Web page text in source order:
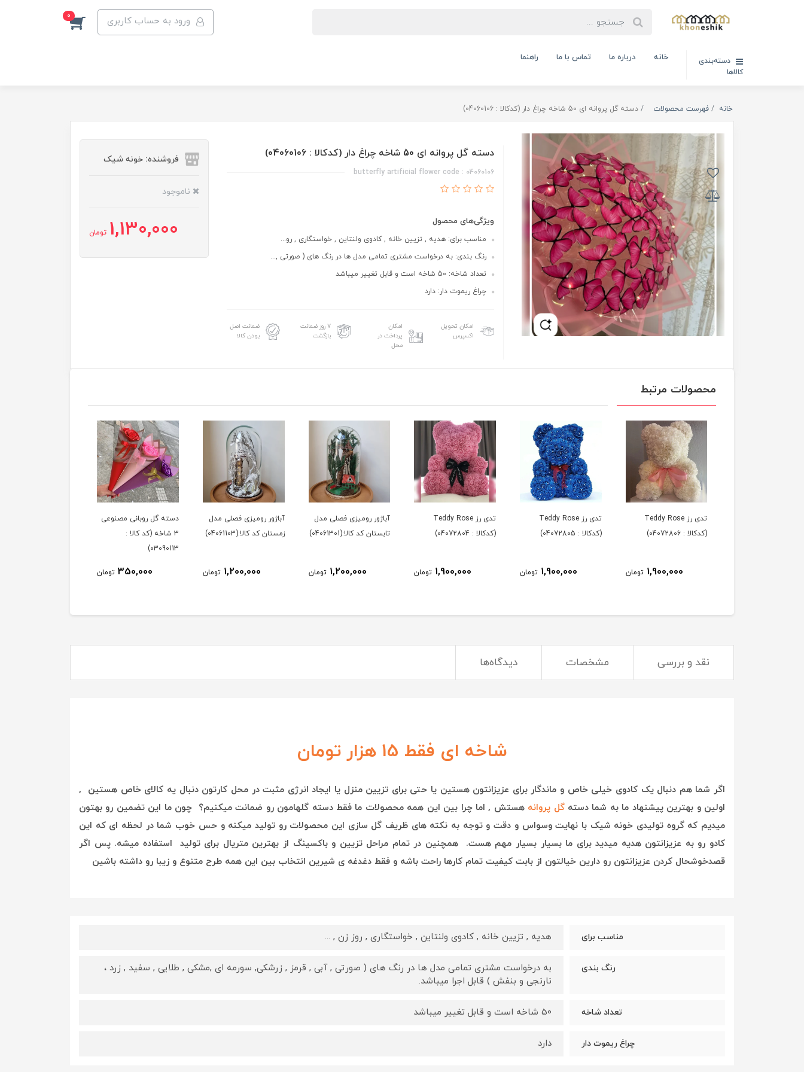
ورود به حساب کاربری 0
دسته‌بندی
کالاها
خانه درباره ما تماس با ما راهنما
خانه فهرست محصولات دسته گل پروانه ای 50 شاخه چراغ دار (کدکالا : 04060106)
دسته گل پروانه ای 50 شاخه چراغ دار (کدکالا : 04060106)
butterfly artificial flower code : 04060106
ویژگی‌های محصول
مناسب برای: هدیه , تزیین خانه , کادوی ولنتاین , خواستگاری , رو...
رنگ بندی: به درخواست مشتری تمامی مدل ها در رنگ های ( صورتی ,...
تعداد شاخه: 50 شاخه است و قابل تغییر میباشد
چراغ ریموت دار: دارد
امکان تحویل
اکسپرس
امکان
پرداخت در
محل
۷ روز ضمانت
بازگشت
ضمانت اصل
بودن کالا
فروشنده: خونه شیک
ناموجود
1,130,000 تومان
محصولات مرتبط
تدی رز Teddy Rose
(کدکالا : 04072806)
1,900,000 تومان
تدی رز Teddy Rose
(کدکالا : 04072805)
1,900,000 تومان
تدی رز Teddy Rose
(کدکالا : 04072804)
1,900,000 تومان
آباژور رومیزی فصلی مدل
تابستان کد کالا:(04061301)
1,200,000 تومان
آباژور رومیزی فصلی مدل
زمستان کد کالا:(04061103)
1,200,000 تومان
دسته گل روبانی مصنوعی
3 شاخه (کد کالا :
03090113)
350,000 تومان
نقد و بررسی مشخصات دیدگاه‌ها
شاخه ای فقط 15 هزار تومان
اگر شما هم دنبال یک کادوی خیلی خاص و ماندگار برای عزیزانتون هستین یا حتی برای تزیین منزل یا ایجاد انرژی مثبت در محل کارتون دنبال یه کالای خاص هستین ,
اولین و بهترین پیشنهاد ما به شما دسته گل پروانههستش , اما چرا بین این همه محصولات ما فقط دسته گلهامون رو ضمانت میکنیم؟ چون ما این تضمین رو بهتون
میدیم که گروه تولیدی خونه شیک با نهایت وسواس و دقت و توجه به نکته های ظریف گل سازی این محصولات رو تولید میکنه و حس خوب شما در لحظه ای که این
کادو رو به عزیزانتون هدیه میدید برای ما بسیار بسیار مهم هست. همچنین در تمام مراحل تزیین و باکسینگ از بهترین متریال برای تولید استفاده میشه. پس اگر
قصدخوشحال کردن عزیزانتون رو دارین خیالتون از بابت کیفیت تمام کارها راحت باشه و فقط دغدغه ی شیرین انتخاب بین این همه طرح متنوع و زیبا رو داشته باشین
مناسب برای هدیه , تزیین خانه , کادوی ولنتاین , خواستگاری , روز زن , ...
رنگ بندی
به درخواست مشتری تمامی مدل ها در رنگ های ( صورتی , آبی , قرمز , زرشکی, سورمه ای ,مشکی , طلایی , سفید , زرد ،
نارنجی و بنفش ) قابل اجرا میباشد.
تعداد شاخه 50 شاخه است و قابل تغییر میباشد
چراغ ریموت دار دارد